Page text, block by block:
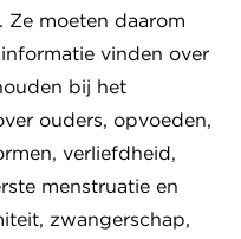
moeten daarom
vinden over
bij het
ouders, opvoeden,
verliefdheid,
menstruatie en
zwangerschap,